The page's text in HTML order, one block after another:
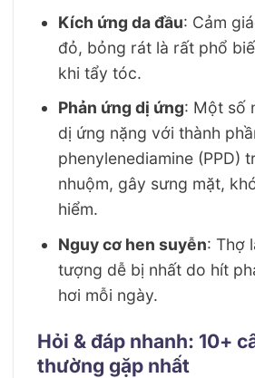
Kích ứng da đầu: Cảm
đỏ, bỏng rát là rất phổ
khi tẩy tóc.
Phản ứng dị ứng: Một số
dị ứng nặng với thành
phenylenediamine (PPD)
nhuộm, gây sưng mặt,
hiểm.
Nguy cơ hen suyễn: Thợ
tượng dễ bị nhất do hít
hơi mỗi ngày.
Hỏi & đáp nhanh: 10+
thường gặp nhất